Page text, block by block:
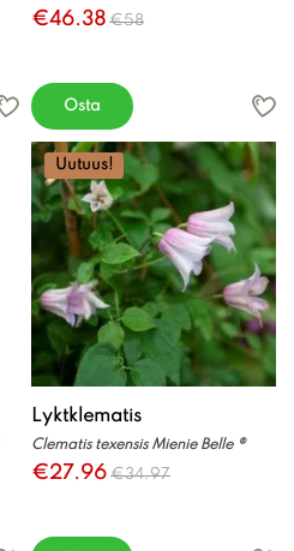
€46.38 €58
Osta
Uutuus!
Lyktklematis
Clematis texensis Mienie Belle ®
€27.96 €34.97